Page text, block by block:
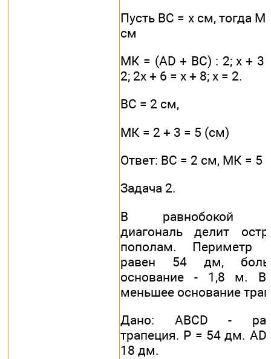
Пусть ВС = x см, тогда
см
МК = (AD + ВС) : 2; х + 3
2; 2х + 6 = х + 8; х = 2.
ВС = 2 см,
МК = 2 + 3 = 5 (см)
Ответ: ВС = 2 см, МК = 5
Задача 2.
В равнобокой
диагональ делит
пополам. Периметр
равен 54 дм,
основание - 1,8 м.
меньшее основание
Дано: ABCD -
трапеция. Р = 54 дм.
18 дм.